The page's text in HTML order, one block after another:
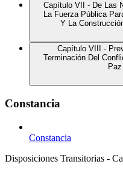
Capítulo VII - De Las
La Fuerza Pública
Y La
Capítulo VIII -
Terminación Del
Constancia
Constancia
Disposiciones Transitorias -